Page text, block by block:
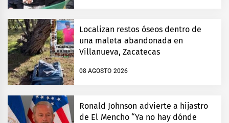
Localizan restos óseos dentro de
una maleta abandonada en
Villanueva, Zacatecas
08 AGOSTO 2026
Ronald Johnson advierte a hijastro
de El Mencho “Ya no hay dónde